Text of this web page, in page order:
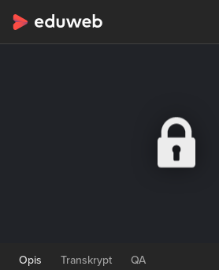
Opis Transkrypt QA